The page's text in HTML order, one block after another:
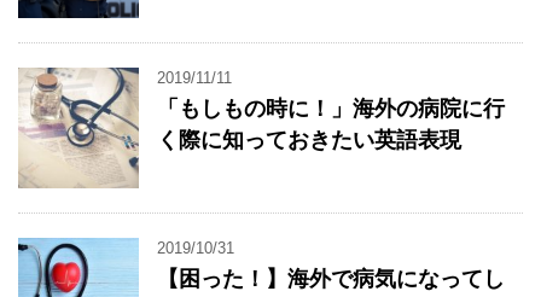
2019/11/11
「もしもの時に！」海外の病院に行
く際に知っておきたい英語表現
2019/10/31
【困った！】海外で病気になってし